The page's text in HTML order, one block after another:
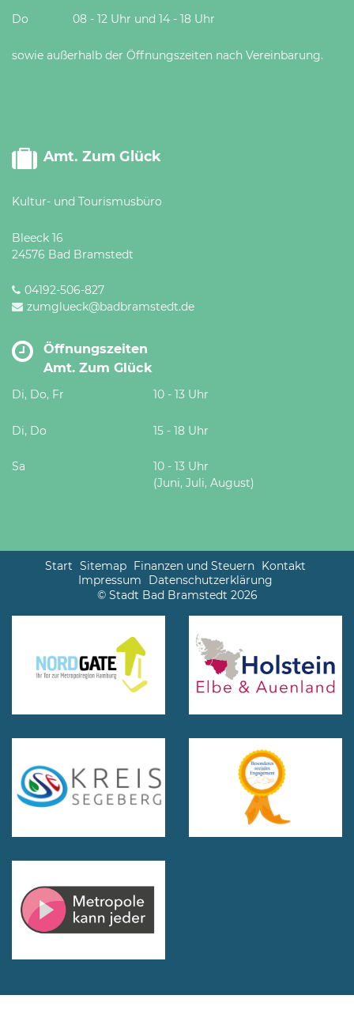
Do 08 - 12 Uhr und 14 - 18 Uhr
sowie außerhalb der Öffnungszeiten nach Vereinbarung.
Amt. Zum Glück
Kultur- und Tourismusbüro
Bleeck 16
24576 Bad Bramstedt
04192-506-827
zumglueck@badbramstedt.de
Öffnungszeiten
Amt. Zum Glück
Di, Do, Fr 10 - 13 Uhr
Di, Do 15 - 18 Uhr
Sa
10 - 13 Uhr
(Juni, Juli, August)
Start Sitemap Finanzen und Steuern Kontakt
Impressum
Datenschutzerklärung
© Stadt Bad Bramstedt 2026